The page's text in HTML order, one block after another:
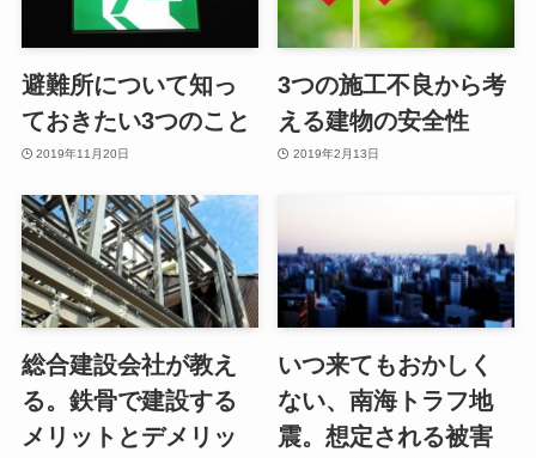
避難所について知っ
ておきたい3つのこと
2019年11月20日
3つの施工不良から考
える建物の安全性
2019年2月13日
総合建設会社が教え
る。鉄骨で建設する
メリットとデメリッ
いつ来てもおかしく
ない、南海トラフ地
震。想定される被害